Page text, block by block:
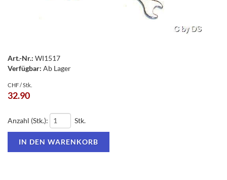
Art.-Nr.: WI1517
Verfügbar: Ab Lager
CHF / Stk.
32.90
Anzahl (Stk.): Stk.